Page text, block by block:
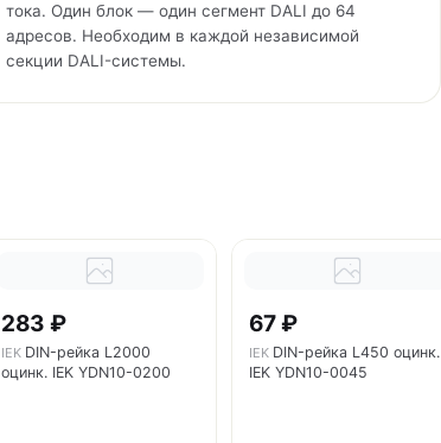
тока. Один блок — один сегмент DALI до 64
адресов. Необходим в каждой независимой
секции DALI-системы.
283 ₽
IEK DIN-рейка L2000
оцинк. IEK YDN10-0200
67 ₽
IEK DIN-рейка L450 оцинк.
IEK YDN10-0045